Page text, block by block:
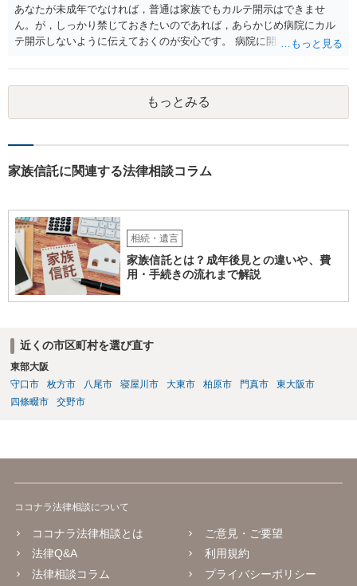
あなたが未成年でなければ，普通は家族でもカルテ開示はできませ
ん。が，しっかり禁じておきたいのであれば，あらかじめ病院にカル
テ開示しないように伝えておくのが安心です。 病院に開示しないよう
可能性は低いのでコストパフォーマンスとしてはどうかなという感じ
がします。
もっとみる
家族信託に関連する法律相談コラム
相続・遺言
家族信託とは？成年後見との違いや、費
用・手続きの流れまで解説
近くの市区町村を選び直す
東部大阪
守口市
枚方市 八尾市 寝屋川市 大東市 柏原市 門真市
東大阪市
四條畷市
交野市
ココナラ法律相談について
ココナラ法律相談とは
法律Q&A
法律相談コラム
ご意見・ご要望
利用規約
プライバシーポリシー